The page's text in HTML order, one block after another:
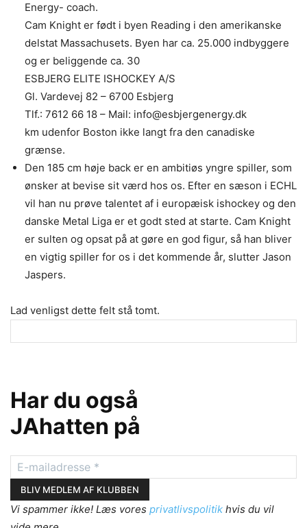
Energy- coach.
Cam Knight er født i byen Reading i den amerikanske
delstat Massachusets. Byen har ca. 25.000 indbyggere
og er beliggende ca. 30
ESBJERG ELITE ISHOCKEY A/S
Gl. Vardevej 82 – 6700 Esbjerg
Tlf.: 7612 66 18 – Mail: info@esbjergenergy.dk
km udenfor Boston ikke langt fra den canadiske
grænse.
Den 185 cm høje back er en ambitiøs yngre spiller, som
ønsker at bevise sit værd hos os. Efter en sæson i ECHL
vil han nu prøve talentet af i europæisk ishockey og den
danske Metal Liga er et godt sted at starte. Cam Knight
er sulten og opsat på at gøre en god figur, så han bliver
en vigtig spiller for os i det kommende år, slutter Jason
Jaspers.
Lad venligst dette felt stå tomt.
Har du også
JAhatten på
Vi spammer ikke! Læs vores privatlivspolitik hvis du vil